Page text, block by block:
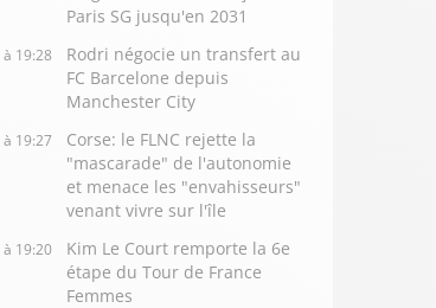
Paris SG jusqu'en 2031
19:28
Rodri négocie un transfert au
FC Barcelone depuis
Manchester City
19:27
Corse: le FLNC rejette la
"mascarade" de l'autonomie
et menace les "envahisseurs"
venant vivre sur l'île
19:20
Kim Le Court remporte la 6e
étape du Tour de France
Femmes